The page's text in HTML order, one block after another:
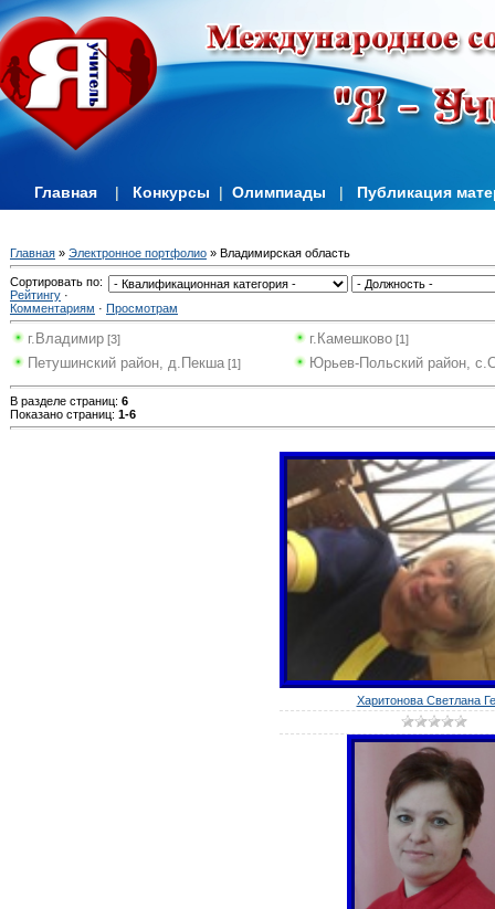
Главная | Конкурсы | Олимпиады | Публикация
Главная » Электронное портфолио » Владимирская область
Сортировать по:
Рейтингу ·
Комментариям · Просмотрам
г.Владимир [3] г.Камешково [1]
Петушинский район, д.Пекша [1] Юрьев-Польский район,
В разделе страниц: 6
Показано страниц: 1-6
Харитонова Светлана